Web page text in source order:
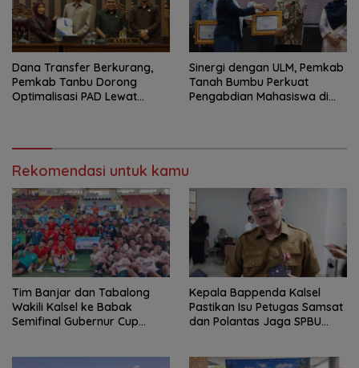
Dana Transfer Berkurang,
Pemkab Tanbu Dorong
Optimalisasi PAD Lewat
Sinergi dengan ULM, Pemkab
Tanah Bumbu Perkuat
Pengabdian Mahasiswa di
Rekomendasi untuk kamu
Tim Banjar dan Tabalong
Wakili Kalsel ke Babak
Semifinal Gubernur Cup
Kepala Bappenda Kalsel
Pastikan Isu Petugas Samsat
dan Polantas Jaga SPBU